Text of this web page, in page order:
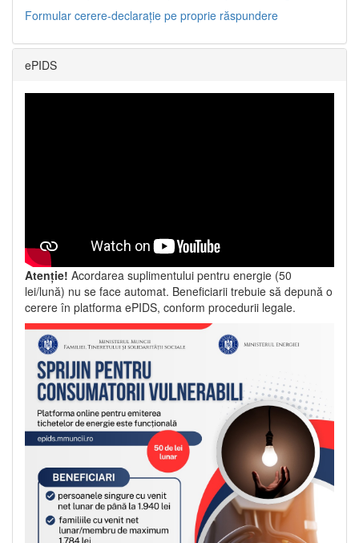
Formular cerere-declarație pe proprie răspundere
ePIDS
Atenție! Acordarea suplimentului pentru energie (50
lei/lună) nu se face automat. Beneficiarii trebuie să depună o
cerere în platforma ePIDS, conform procedurii legale.